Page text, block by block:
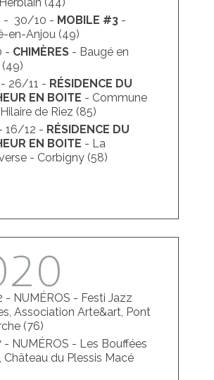
(44)
- 30/10 - MOBILE #3 -
en-Anjou (49)
- CHIMÈRES - Baugé en
26/11 - RÉSIDENCE DU
EN BOITE - Commune
de Riez (85)
16/12 - RÉSIDENCE DU
EN BOITE - La
- Corbigny (58)
NUMÉROS - Festi Jazz
Association Arte&art, Pont
(76)
NUMÉROS - Les Bouffées
Château du Plessis Macé